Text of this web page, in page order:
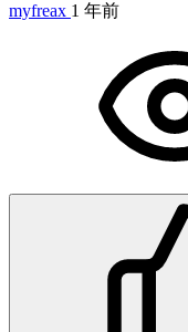
myfreax 1 年前